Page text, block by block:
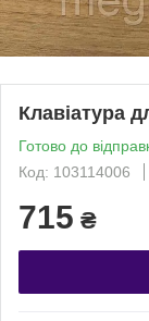
Клавіатура
Готово до
Код: 103114006
715 ₴